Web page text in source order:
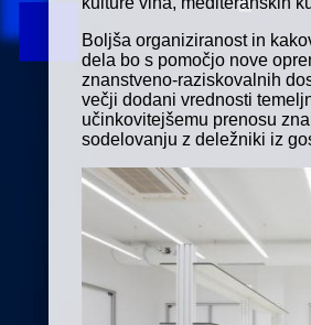
Boljša organiziranost in
dela bo s pomočjo nove
znanstveno-raziskovalnih
večji dodani vrednosti
učinkovitejšemu prenosu
sodelovanju z deležniki iz